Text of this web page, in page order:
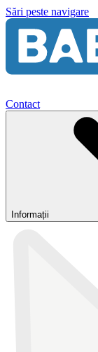
Sări peste navigare
Contact
Informații